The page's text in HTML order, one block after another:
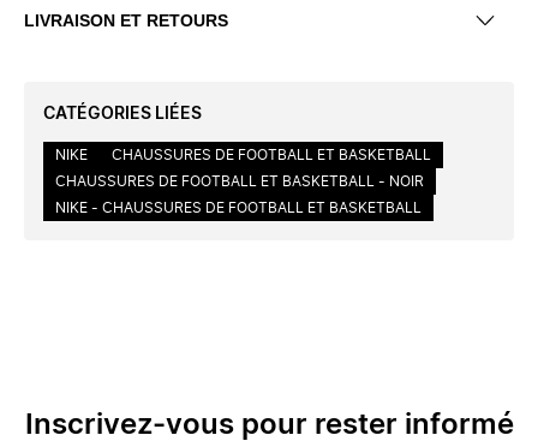
LIVRAISON ET RETOURS
CATÉGORIES LIÉES
NIKE
CHAUSSURES DE FOOTBALL ET BASKETBALL
CHAUSSURES DE FOOTBALL ET BASKETBALL - NOIR
NIKE - CHAUSSURES DE FOOTBALL ET BASKETBALL
Inscrivez-vous pour rester informé